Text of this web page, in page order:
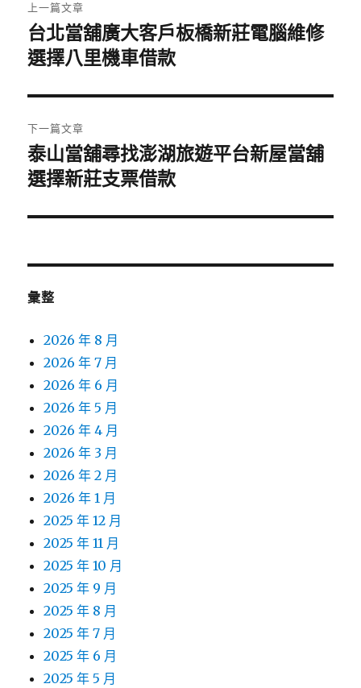
章
導
覽
上一篇文章
上
一
文
章:
台北當舖廣大客戶板橋新莊電腦維修
選擇八里機車借款
下一篇文章
下
一
文
泰山當舖尋找澎湖旅遊平台新屋當舖
選擇新莊支票借款
彙整
2026 年 8 月
2026 年 7 月
2026 年 6 月
2026 年 5 月
2026 年 4 月
2026 年 3 月
2026 年 2 月
2026 年 1 月
2025 年 12 月
2025 年 11 月
2025 年 10 月
2025 年 9 月
2025 年 8 月
2025 年 7 月
2025 年 6 月
2025 年 5 月